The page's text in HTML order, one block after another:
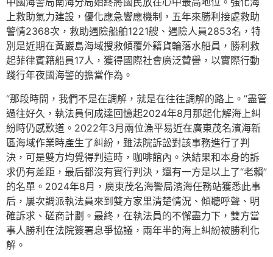
上救助氣力建設，優化應急響應機制，五年來勝利接處救助
警情2368次，救助遇險船舶1221艘、遇險人員2853名，特
別是近期在黃巖島海域搜救傾覆外籍貨輪落水船員，勝利救
起菲律賓籍船員17人，獲得國際社會廣泛贊譽，以實際行動
踐行年夜國海警的擔當作為。
“那段時間，我們不是在調解，就是在往往調解的路上。”盡管
過往好久，執法員何成達回憶起2024年8月那起化解海上糾
紛時仍感歎道。2022年3月兩位漁平易近在廣東茂名濱海新
區海域作業時產生了糾紛，雖法院訴訟對該事務進行了判
決，可是雙方均覺得判這時，咖啡館內。決結果和本身的訴
求仍有差距，最后都沒有實行判決，還有一方是以上了“老賴”
的名單。2024年8月，廣東茂名海警局濱海任務站獲悉此事
后，屢次調派執法員來到雙方家里清楚情況、傾聽呼聲、明
確訴求、磋商計劃。最終，在執法員的不懈盡力下，雙方當
事人勝利在法院簽署息爭協議，兩年半的海上糾紛被勝利化
解。